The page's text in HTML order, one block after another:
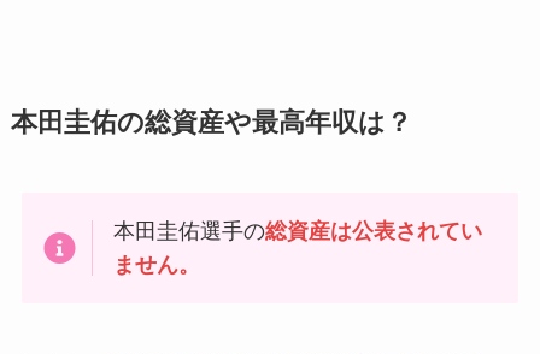
本田圭佑の総資産や最高年収は？
本田圭佑選手の総資産は公表されてい
ません。